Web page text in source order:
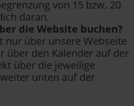
von 15 bzw. 20
daran.
die Website buchen?
nur über unsere Webseite
über den Kalender auf der
über die jeweilige
unten auf der